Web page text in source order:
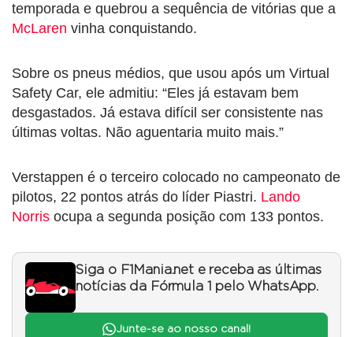
temporada e quebrou a sequência de vitórias que a
McLaren vinha conquistando.
Sobre os pneus médios, que usou após um Virtual
Safety Car, ele admitiu: “Eles já estavam bem
desgastados. Já estava difícil ser consistente nas
últimas voltas. Não aguentaria muito mais.”
Verstappen é o terceiro colocado no campeonato de
pilotos, 22 pontos atrás do líder Piastri. Lando
Norris ocupa a segunda posição com 133 pontos.
Siga o F1Mania.net e receba as últimas
notícias da Fórmula 1 pelo WhatsApp.
Junte-se ao nosso canal!